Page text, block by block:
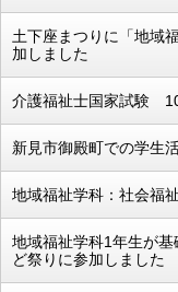
土下座まつりに「地域
加しました
介護福祉士国家試験
新見市御殿町での学生
地域福祉学科：社会福
地域福祉学科1年生が
ど祭りに参加しました